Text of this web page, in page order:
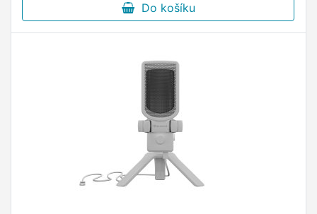
Do košíku